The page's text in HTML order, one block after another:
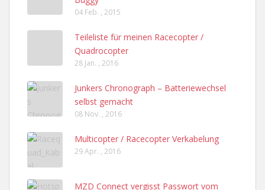
04 Feb. , 2015
Teileliste für meinen Racecopter /
Quadrocopter
28 Jan. , 2016
Junkers Chronograph – Batteriewechsel
selbst gemacht
08 Nov. , 2016
Multicopter / Racecopter Verkabelung
29 Apr. , 2016
MZD Connect vergisst Passwort vom